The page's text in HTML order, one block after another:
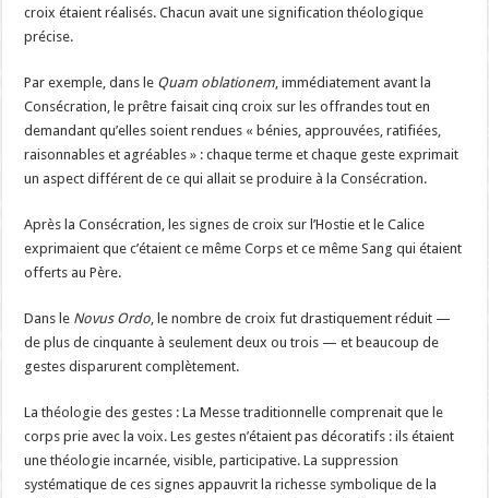
croix étaient réalisés. Chacun avait une signification théologique
précise.
Par exemple, dans le Quam oblationem, immédiatement avant la
Consécration, le prêtre faisait cinq croix sur les offrandes tout en
demandant qu’elles soient rendues « bénies, approuvées, ratifiées,
raisonnables et agréables » : chaque terme et chaque geste exprimait
un aspect différent de ce qui allait se produire à la Consécration.
Après la Consécration, les signes de croix sur l’Hostie et le Calice
exprimaient que c’étaient ce même Corps et ce même Sang qui étaient
offerts au Père.
Dans le Novus Ordo, le nombre de croix fut drastiquement réduit —
de plus de cinquante à seulement deux ou trois — et beaucoup de
gestes disparurent complètement.
La théologie des gestes : La Messe traditionnelle comprenait que le
corps prie avec la voix. Les gestes n’étaient pas décoratifs : ils étaient
une théologie incarnée, visible, participative. La suppression
systématique de ces signes appauvrit la richesse symbolique de la